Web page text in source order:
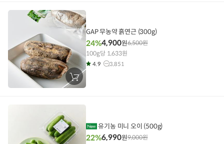
에
담
기
장
바
에
GAP 무농약 흙연근 (300g)
24%4,900원6,500원
100g당 1,633원
4.9 3,851
유기농 미니 오이 (500g)
22%6,990원9,000원